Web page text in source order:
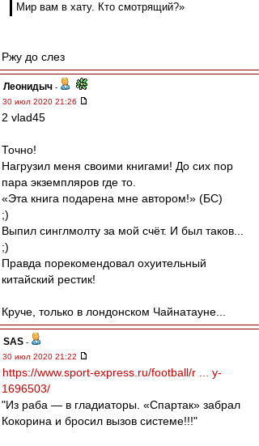
Мир вам в хату. Кто смотрящий?»
Ржу до слез
Леонидыч -
30 июл 2020 21:26
2 vlad45
Точно!
Нагрузил меня своими книгами! До сих пор
пара экземпляров где то.
«Эта книга подарена мне автором!» (БС)
;)
Выпил синглмолту за мой счёт. И был таков...
;)
Правда порекомендовал охуительный
китайский рестик!
Круче, только в лондонском Чайнатауне...
SAS -
30 июл 2020 21:22
https://www.sport-express.ru/football/r ... y-
1696503/
"Из раба — в гладиаторы. «Спартак» забрал
Кокорина и бросил вызов системе!!!"